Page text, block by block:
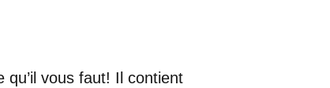
qu’il vous faut! Il contient